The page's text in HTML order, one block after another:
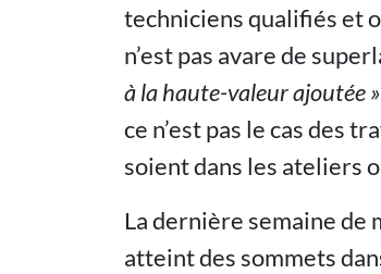
techniciens qualifiés et
n’est pas avare de
à la haute-valeur ajoutée »
ce n’est pas le cas des
soient dans les ateliers
La dernière semaine de
atteint des sommets